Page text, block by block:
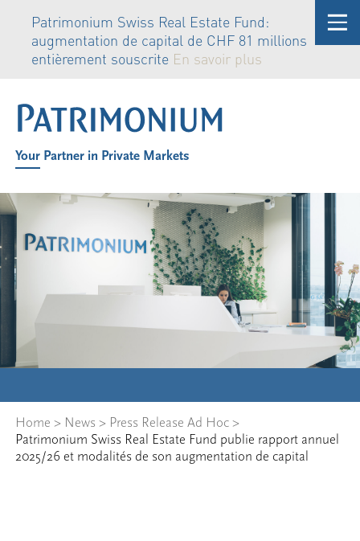
Patrimonium Swiss Real Estate Fund:
augmentation de capital de CHF 81 millions
entièrement souscrite En savoir plus
Your Partner in Private Markets
Home > News > Press Release Ad Hoc >
Patrimonium Swiss Real Estate Fund publie rapport annuel
2025/26 et modalités de son augmentation de capital